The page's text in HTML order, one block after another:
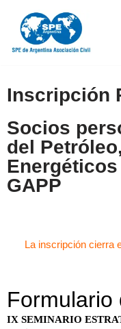
al
Inscripción
Socios
del
GAPP
La inscripción cierra